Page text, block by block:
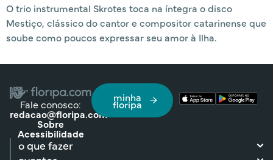
O trio instrumental Skrotes toca na íntegra o disco
Mestiço, clássico do cantor e compositor catarinense que
soube como poucos expressar seu amor à Ilha.
Fale conosco:
redacao@floripa.com
Sobre
Acessibilidade
minha
floripa
o que fazer